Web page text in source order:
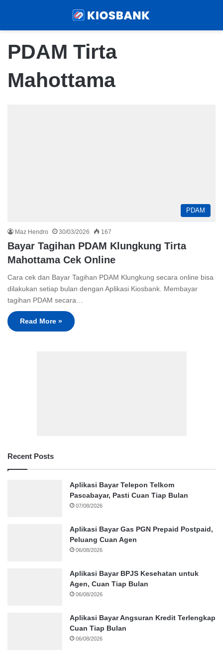
PDAM Tirta
Mahottama
PDAM
Maz Hendro 30/03/2026 167
Bayar Tagihan PDAM Klungkung Tirta
Mahottama Cek Online
Cara cek dan Bayar Tagihan PDAM Klungkung secara online bisa
dilakukan setiap bulan dengan Aplikasi Kiosbank. Membayar
tagihan PDAM secara…
Read More »
Recent Posts
Aplikasi Bayar Telepon Telkom
Pascabayar, Pasti Cuan Tiap Bulan
07/08/2026
Aplikasi Bayar Gas PGN Prepaid Postpaid,
Peluang Cuan Agen
06/08/2026
Aplikasi Bayar BPJS Kesehatan untuk
Agen, Cuan Tiap Bulan
06/08/2026
Aplikasi Bayar Angsuran Kredit Terlengkap
Cuan Tiap Bulan
06/08/2026